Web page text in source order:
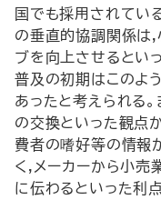
国でも採用されてい
の垂直的協調関係は,
ブを向上させるとい
普及の初期はこのよ
あったと考えられる
の交換といった観点
費者の嗜好等の情報
く,メーカーから小売
に伝わるといった利点